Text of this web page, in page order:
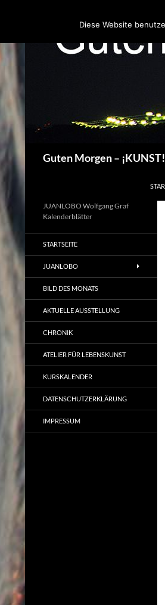
Guten Morgen – ¡KUNST!
JUANLOBO Wolfgang Graf
Kalenderblätter
STARTSEITE
JUANLOBO
BILD DES MONATS
AKTUELLE AUSSTELLUNG
CHRONIK
ATELIER FÜR LEBENSKUNST
KURSKALENDER
DATENSCHUTZERKLÄRUNG
IMPRESSUM
Diese Website